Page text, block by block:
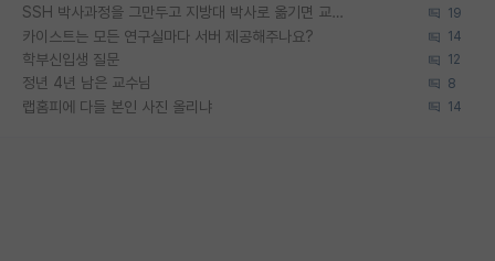
SSH 박사과정을 그만두고 지방대 박사로 옮기면 교수의 꿈은 끝일까요? 19
카이스트는 모든 연구실마다 서버 제공해주나요? 14
학부신입생 질문 12
정년 4년 남은 교수님 8
랩홈피에 다들 본인 사진 올리냐 14